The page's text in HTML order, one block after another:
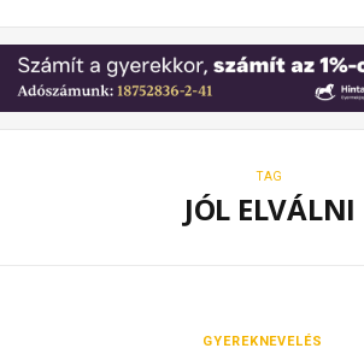
TAG
JÓL ELVÁLNI
GYEREKNEVELÉS